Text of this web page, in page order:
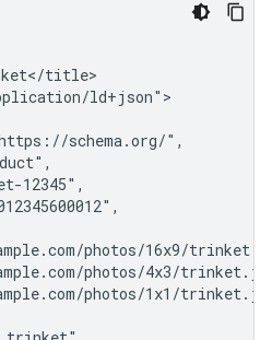
title>
ld+json">
schema.org/",
12345",
photos/16x9/
photos/4x3/
photos/1x1/